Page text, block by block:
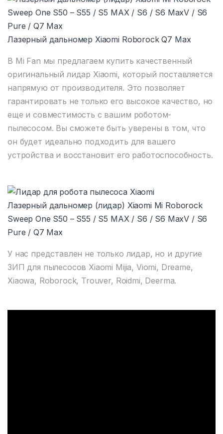
Лазерный дальномер Xiaomi Roborock Q7 Max
В Mi Fan мы предлагаем купить качественный
оригинальный лидар Xiaomi, который поставляется
напрямую от производителя. Это позволяет
гарантировать не только его высокое качество, но
еще и совместимость с вашим роботом-
пылесосом. Вы сможете быть уверены в том, что
он будет идеально подходить для вашего
устройства и восстановит его работоспособность.
Лазерный дальномер (лидар) Xiaomi Mi Roborock
Sweep One S50 – S55 / S5 MAX / S6 / S6 MaxV / S6
Pure / Q7 Max
У нас представлен не только лидар, но и другие
ЗИП для пылесосов Xiaomi Mijia, Viomi, Dreame,
Xiaowa, Roborock, Trouver, Roidmi, Deerma.